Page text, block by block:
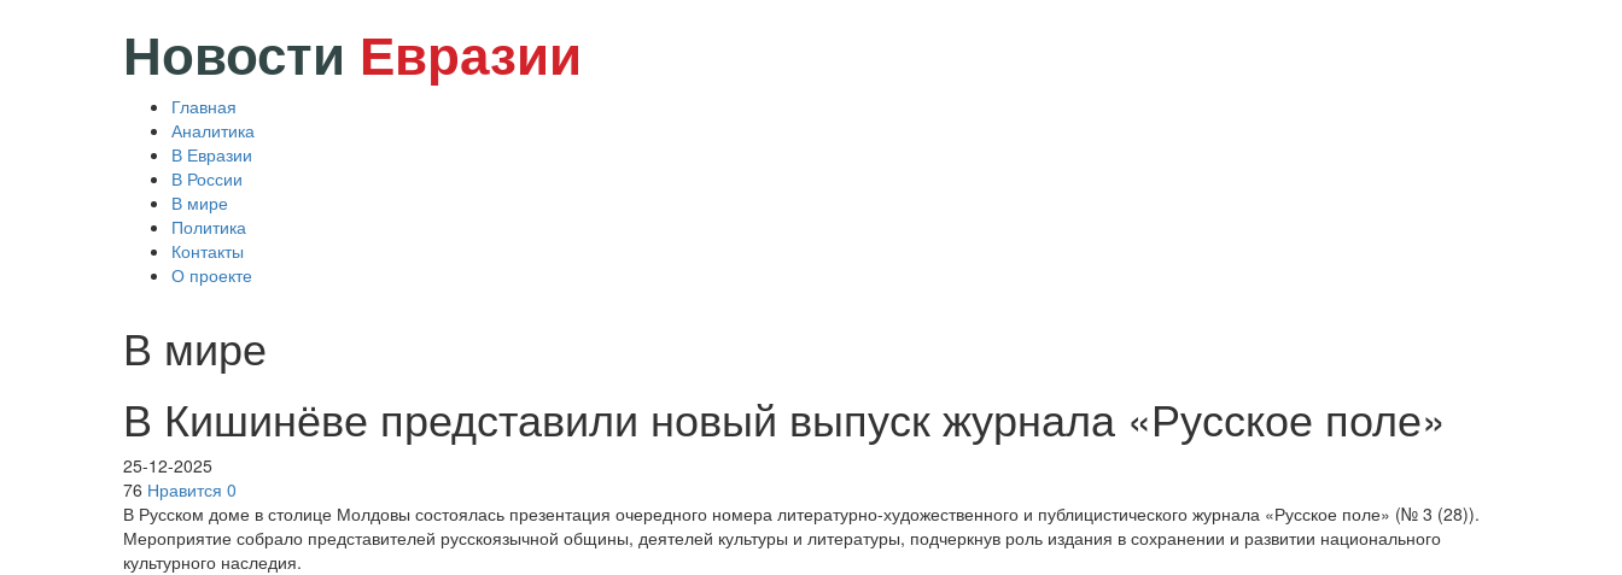
Новости Евразии
Главная
Аналитика
В Евразии
В России
В мире
Политика
Контакты
О проекте
В мире
В Кишинёве представили новый выпуск журнала «Русское поле»
25-12-2025
76 Нравится 0
В Русском доме в столице Молдовы состоялась презентация очередного номера литературно-художественного и публицистического журнала «Русское поле» (№ 3 (28)).
Мероприятие собрало представителей русскоязычной общины, деятелей культуры и литературы, подчеркнув роль издания в сохранении и развитии национального
культурного наследия.